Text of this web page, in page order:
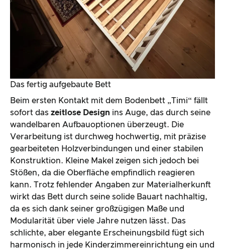
Das fertig aufgebaute Bett
Beim ersten Kontakt mit dem Bodenbett „Timi“ fällt
sofort das zeitlose Design ins Auge, das durch seine
wandelbaren Aufbauoptionen überzeugt. Die
Verarbeitung ist durchweg hochwertig, mit präzise
gearbeiteten Holzverbindungen und einer stabilen
Konstruktion. Kleine Makel zeigen sich jedoch bei
Stößen, da die Oberfläche empfindlich reagieren
kann. Trotz fehlender Angaben zur Materialherkunft
wirkt das Bett durch seine solide Bauart nachhaltig,
da es sich dank seiner großzügigen Maße und
Modularität über viele Jahre nutzen lässt. Das
schlichte, aber elegante Erscheinungsbild fügt sich
harmonisch in jede Kinderzimmereinrichtung ein und